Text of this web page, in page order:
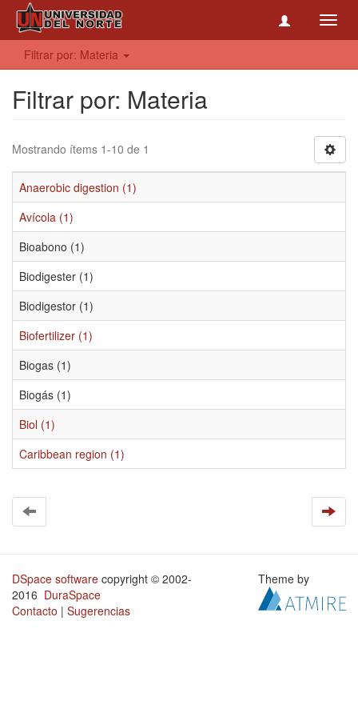
Filtrar por: Materia
Filtrar por: Materia
Mostrando ítems 1-10 de 1
Anaerobic digestion (1)
Avícola (1)
Bioabono (1)
Biodigester (1)
Biodigestor (1)
Biofertilizer (1)
Biogas (1)
Biogás (1)
Biol (1)
Caribbean region (1)
DSpace software copyright © 2002-
2016 DuraSpace
Contacto | Sugerencias
Theme by